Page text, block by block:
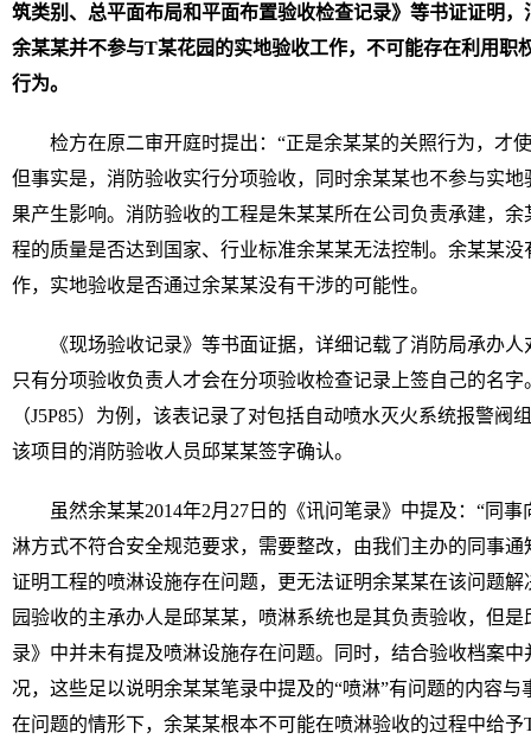
筑类别、总平面布局和平面布置验收检查记录》等书证证明
余某某并不参与T某花园的实地验收工作，不可能存在利用职
行为。
检方在原二审开庭时提出：“正是余某某的关照行为，才
但事实是，消防验收实行分项验收，同时余某某也不参与实
果产生影响。消防验收的工程是朱某某所在公司负责承建，
程的质量是否达到国家、行业标准余某某无法控制。余某某
作，实地验收是否通过余某某没有干涉的可能性。
《现场验收记录》等书面证据，详细记载了消防局承办
只有分项验收负责人才会在分项验收检查记录上签自己的名
（J5P85）为例，该表记录了对包括自动喷水灭火系统报警阀
该项目的消防验收人员邱某某签字确认。
虽然余某某2014年2月27日的《讯问笔录》中提及：“同
淋方式不符合安全规范要求，需要整改，由我们主办的同事
证明工程的喷淋设施存在问题，更无法证明余某某在该问题
园验收的主承办人是邱某某，喷淋系统也是其负责验收，但
录》中并未有提及喷淋设施存在问题。同时，结合验收档案
况，这些足以说明余某某笔录中提及的“喷淋”有问题的内容
在问题的情形下，余某某根本不可能在喷淋验收的过程中给予